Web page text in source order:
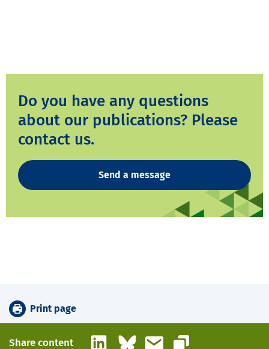
Do you have any questions
about our publications? Please
contact us.
Send a message
Print page
Share content LinkedInBlueskyEmail